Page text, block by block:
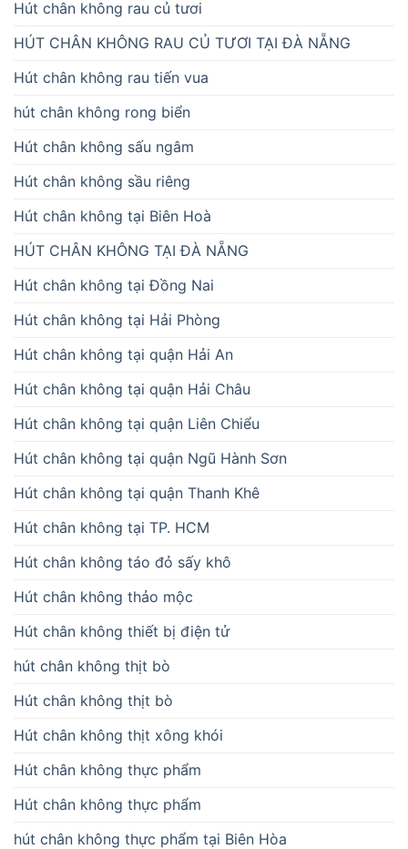
Hút chân không rau củ tươi
HÚT CHÂN KHÔNG RAU CỦ TƯƠI TẠI ĐÀ NẴNG
Hút chân không rau tiến vua
hút chân không rong biển
Hút chân không sấu ngâm
Hút chân không sầu riêng
Hút chân không tại Biên Hoà
HÚT CHÂN KHÔNG TẠI ĐÀ NẴNG
Hút chân không tại Đồng Nai
Hút chân không tại Hải Phòng
Hút chân không tại quận Hải An
Hút chân không tại quận Hải Châu
Hút chân không tại quận Liên Chiểu
Hút chân không tại quận Ngũ Hành Sơn
Hút chân không tại quận Thanh Khê
Hút chân không tại TP. HCM
Hút chân không táo đỏ sấy khô
Hút chân không thảo mộc
Hút chân không thiết bị điện tử
hút chân không thịt bò
Hút chân không thịt bò
Hút chân không thịt xông khói
Hút chân không thực phẩm
Hút chân không thực phẩm
hút chân không thực phẩm tại Biên Hòa